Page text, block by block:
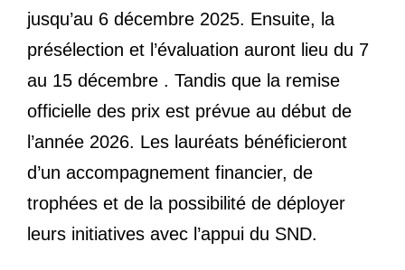
jusqu’au 6 décembre 2025. Ensuite, la
présélection et l’évaluation auront lieu du 7
au 15 décembre . Tandis que la remise
officielle des prix est prévue au début de
l’année 2026. Les lauréats bénéficieront
d’un accompagnement financier, de
trophées et de la possibilité de déployer
leurs initiatives avec l’appui du SND.